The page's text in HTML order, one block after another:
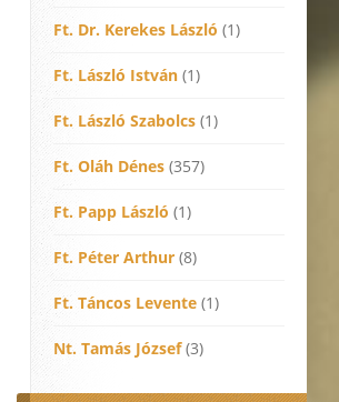
Ft. Dr. Kerekes László (1)
Ft. László István (1)
Ft. László Szabolcs (1)
Ft. Oláh Dénes (357)
Ft. Papp László (1)
Ft. Péter Arthur (8)
Ft. Táncos Levente (1)
Nt. Tamás József(3)